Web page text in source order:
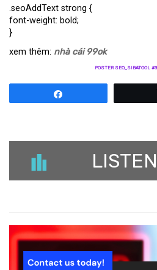
.seoAddText strong {
font-weight: bold;
}
xem thêm: nhà cái 99ok
POSTER SEO_SIBATOOL